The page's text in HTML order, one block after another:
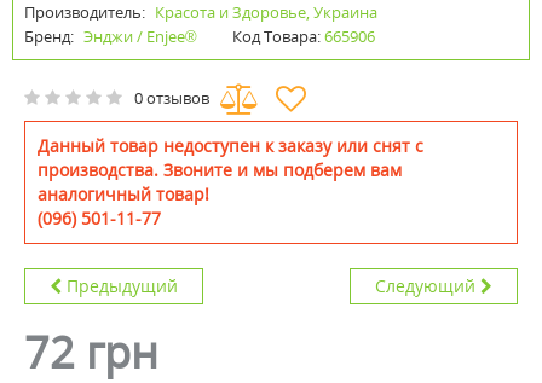
Производитель: Красота и Здоровье, Украина
Бренд: Энджи / Enjee® Код Товара:665906
0 отзывов
Данный товар недоступен к заказу или снят с
производства. Звоните и мы подберем вам
аналогичный товар!
(096) 501-11-77
Предыдущий Следующий
72 грн